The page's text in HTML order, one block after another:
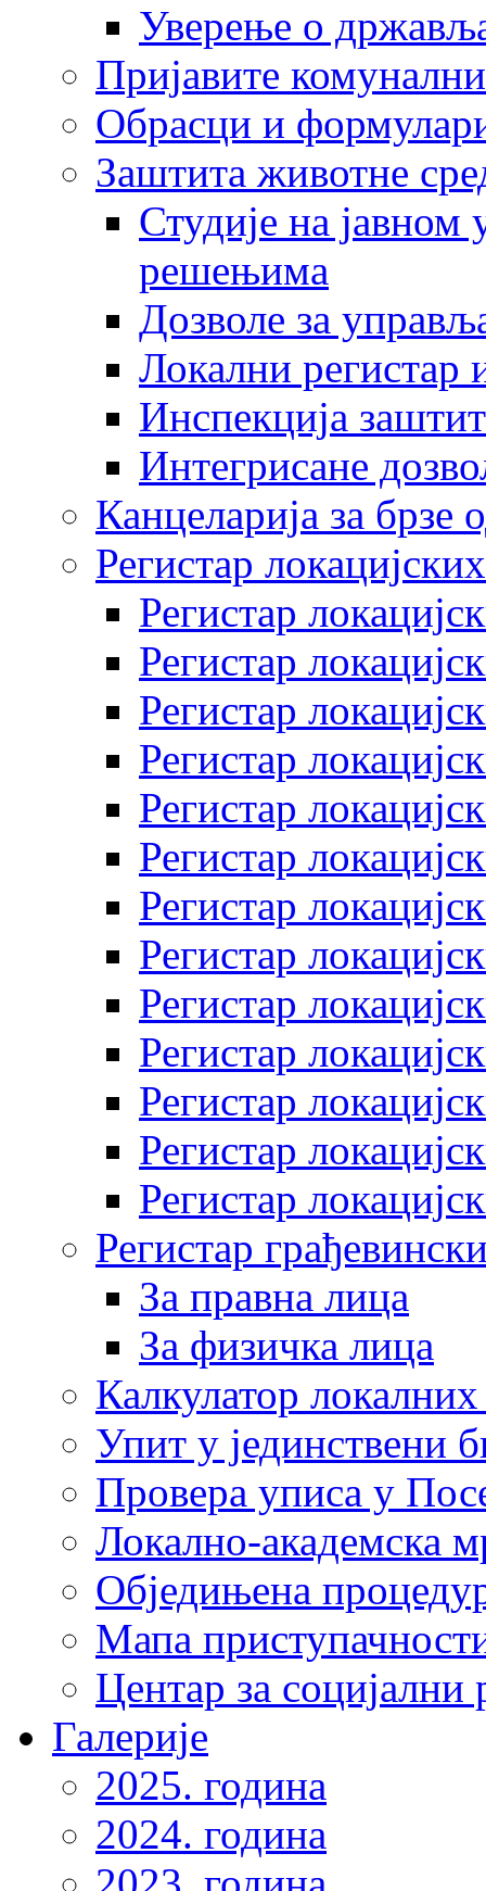
Уверење о
Пријавите
Обрасци и
Заштита животне
Студије на
решењима
Дозволе за
Локални регистар
Инспекција
Интегрисане
Канцеларија за брзе
Регистар
Регистар
Регистар
Регистар
Регистар
Регистар
Регистар
Регистар
Регистар
Регистар
Регистар
Регистар
Регистар
Регистар
Регистар
За правна лица
За физичка лица
Калкулатор
Упит у јединствени
Провера уписа у
Локално-академска
Обједињена
Мапа
Центар за
Галерије
2025. година
2024. година